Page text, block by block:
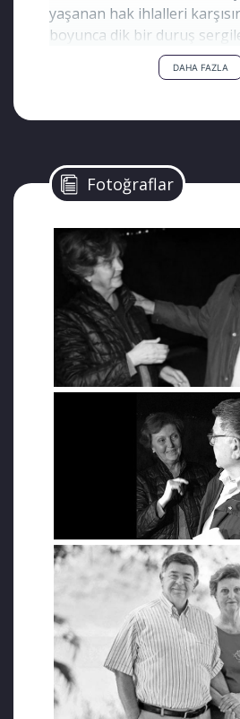
yaşanan hak ihlalleri
boyunca dik bir duruş
Alpay’ın tahliyesinden 6 ay
kanaması geçiren Fatma
Eşinin İsmi:Şahin Alpay
Çocuklarının İsimleri:
Alpay
Eğitim Durumu:İstanbul
Edebiyat Fakültesi
DAHA FAZLA
Fotoğraflar